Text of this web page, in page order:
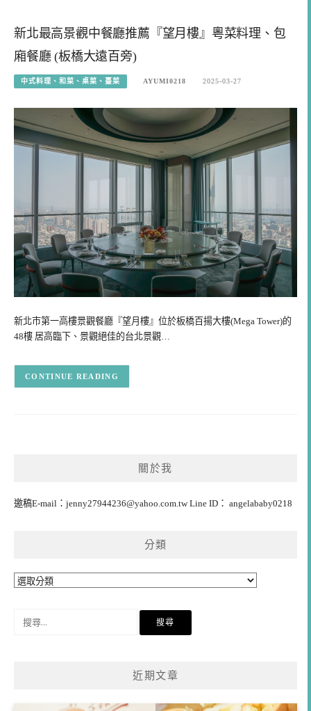
新北最高景觀中餐廳推薦『望月樓』粵菜料理、包
廂餐廳 (板橋大遠百旁)
中式料理、和菜、桌菜、臺菜 AYUMI0218 2025-03-27
新北市第一高樓景觀餐廳『望月樓』位於板橋百揚大樓(Mega Tower)的
48樓 居高臨下、景觀絕佳的台北景觀…
CONTINUE READING
關於我
邀稿E-mail： jenny27944236@yahoo.com.twLine ID： angelababy0218
分類
分
近期文章